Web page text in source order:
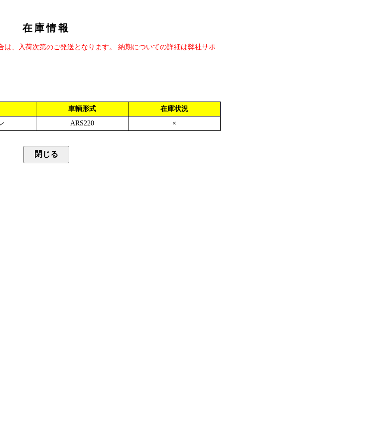
在庫情報
、入荷次第のご発送となります。 納期についての詳細は弊社サポ
車輌形式
在庫状況
ARS220 ×